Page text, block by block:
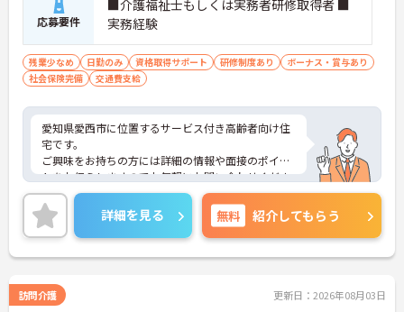
応募要件
■介護福祉士もしくは実務者研修取得者 ■
実務経験
残業少なめ 日勤のみ 資格取得サポート 研修制度あり
ボーナス・賞与あり
社会保険完備
交通費支給
愛知県愛西市に位置するサービス付き高齢者向け住
宅です。
ご興味をお持ちの方には詳細の情報や面接のポイン
トをお伝えしますのでお気軽にお問い合わせくださ
いませ。
詳細を見る 無料 紹介してもらう
訪問介護 更新日：2026年08月03日